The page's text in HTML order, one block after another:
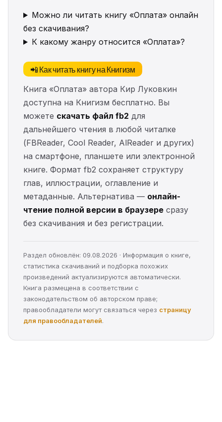
Можно ли читать книгу «Оплата» онлайн
без скачивания?
К какому жанру относится «Оплата»?
📲 Как читать книгу на Книгизм
Книга «Оплата» автора Кир Луковкин
доступна на Книгизм бесплатно. Вы
можете скачать файл fb2 для
дальнейшего чтения в любой читалке
(FBReader, Cool Reader, AlReader и других)
на смартфоне, планшете или электронной
книге. Формат fb2 сохраняет структуру
глав, иллюстрации, оглавление и
метаданные. Альтернатива — онлайн-
чтение полной версии в браузере сразу
без скачивания и без регистрации.
Раздел обновлён: 09.08.2026 · Информация о книге,
статистика скачиваний и подборка похожих
произведений актуализируются автоматически.
Книга размещена в соответствии с
законодательством об авторском праве;
правообладатели могут связаться через страницу
для правообладателей.